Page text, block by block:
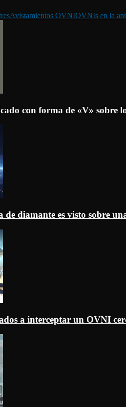
Avistamientos OVNIOVNIs en la
con forma de «V» sobre
de diamante es visto sobre
a interceptar un OVNI